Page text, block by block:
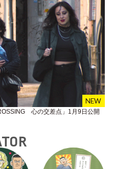
心の交差点」1月9日公開